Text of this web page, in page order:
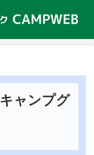
ャンプグ